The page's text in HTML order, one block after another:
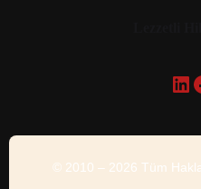
LinkedIn Facebook
© 2010 – 2026 Tüm